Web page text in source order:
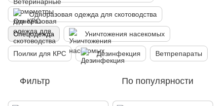
Одноразовая одежда для скотоводства
Спецодежда Уничтожения насекомых
Поилки для КРС Дезинфекция Ветпрепараты
Фильтр По популярности